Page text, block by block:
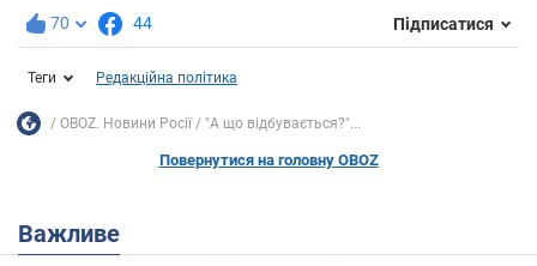
70 44 Підписатися
Теги Редакційна політика
OBOZ. Новини Росії "А що відбувається?"...
Повернутися на головну OBOZ
Важливе